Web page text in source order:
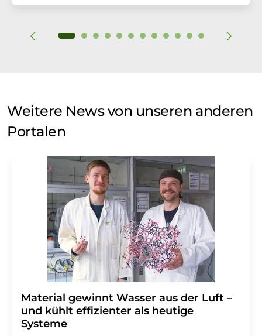
Weitere News von unseren anderen
Portalen
Material gewinnt Wasser aus der Luft –
und kühlt effizienter als heutige
Systeme